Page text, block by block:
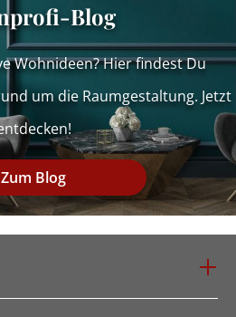
Blog
Wohnideen? Hier findest Du
um die Raumgestaltung. Jetzt
Zum Blog